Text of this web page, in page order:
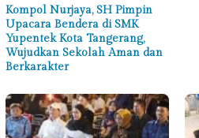
Kompol Nurjaya, SH Pimpin
Upacara Bendera di SMK
Yupentek Kota Tangerang,
Wujudkan Sekolah Aman dan
Berkarakter